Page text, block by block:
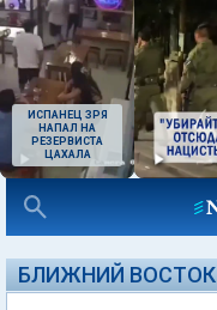
ИСПАНЕЦ ЗРЯ
НАПАЛ НА
РЕЗЕРВИСТА
ЦАХАЛА
БЛИЖНИЙ ВОСТОК